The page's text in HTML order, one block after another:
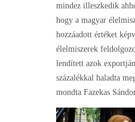
mindez illeszkedik
hogy a magyar
hozzáadott értéket
élelmiszerek
lendített azok
százalékkal haladta
mondta Fazekas